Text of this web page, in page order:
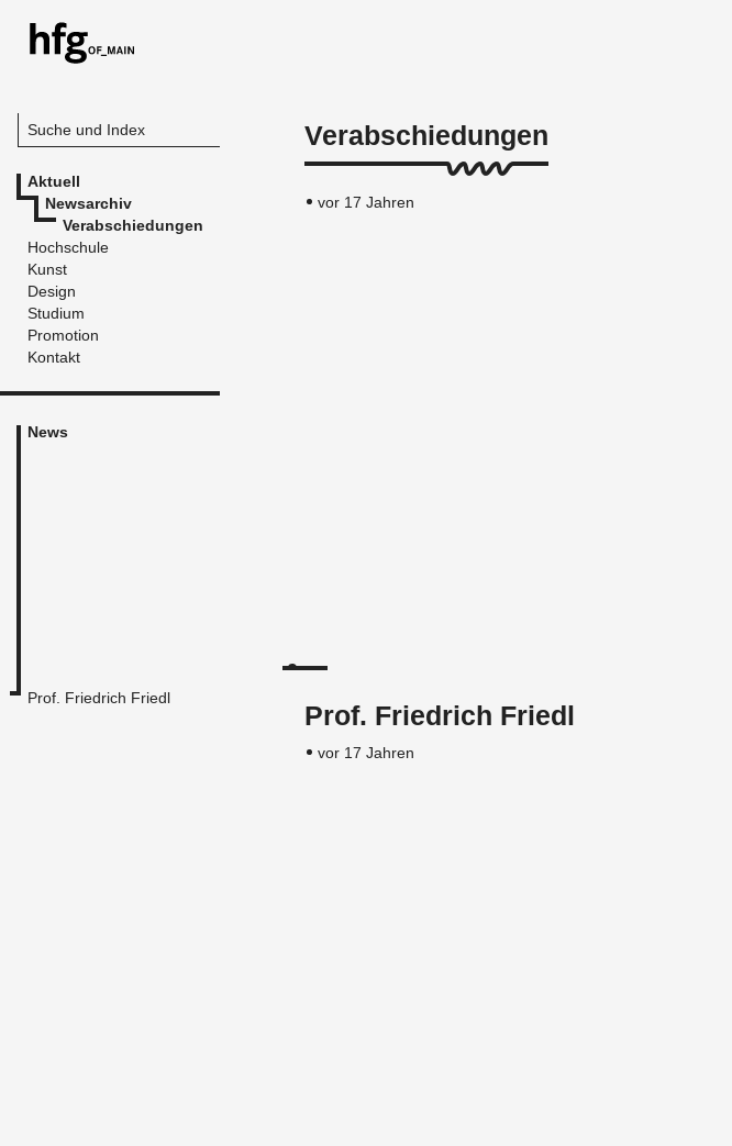
Suche und Index
Aktuell
Newsarchiv
Verabschiedungen
Hochschule
Kunst
Design
Studium
Promotion
Kontakt
News
Prof. Friedrich Friedl
Verabschiedungen
vor 17 Jahren
Prof. Friedrich Friedl
vor 17 Jahren